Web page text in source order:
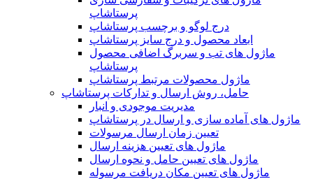
پرستاشاپ
درج لوگو و برچسب پرستاشاپ
ابعاد محصول و درج سایز پرستاشاپ
ماژول های تب و سربرگ اضافی محصول
پرستاشاپ
ماژول محصولات مرتبط پرستاشاپ
حامل، روش ارسال و تدارکات پرستاشاپ
مدیریت موجودی و انبار
ماژول های آماده سازی و ارسال در پرستاشاپ
تعیین زمان ارسال مرسولات
ماژول های تعیین هزینه ارسال
ماژول های تعیین حامل و نحوه ارسال
ماژول های تعیین مکان دریافت مرسوله